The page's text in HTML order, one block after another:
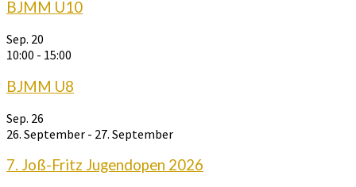
BJMM U10
Sep. 20
10:00 - 15:00
BJMM U8
Sep. 26
26. September - 27. September
7. Joß-Fritz Jugendopen 2026